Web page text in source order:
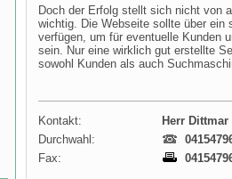
Doch der Erfolg stellt sich nicht von
wichtig. Die Webseite sollte über ein
verfügen, um für eventuelle Kunden
sein. Nur eine wirklich gut erstellte
sowohl Kunden als auch
Kontakt:
Herr
Durchwahl:
Fax: